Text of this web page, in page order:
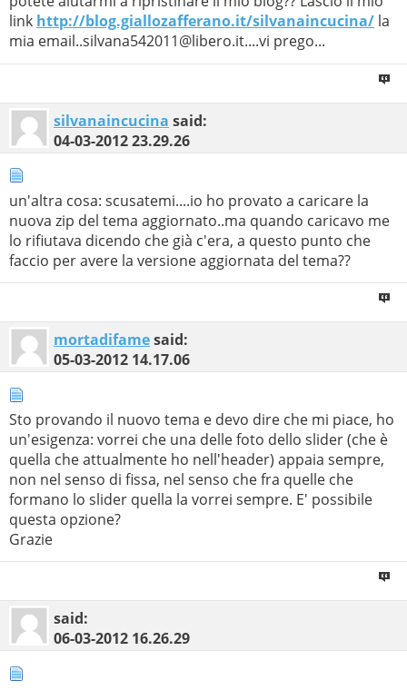
link http://blog.giallozafferano.it/silvanaincucina/ la
mia email..silvana542011@libero.it....vi prego...
silvanaincucina said:
04-03-201223.29.26
un'altra cosa: scusatemi....io ho provato a caricare la
nuova zip del tema aggiornato..ma quando caricavo me
lo rifiutava dicendo che già c'era, a questo punto che
faccio per avere la versione aggiornata del tema??
mortadifamesaid:
05-03-2012 14.17.06
Sto provando il nuovo tema e devo dire che mi piace, ho
un'esigenza: vorrei che una delle foto dello slider (che è
quella che attualmente ho nell'header) appaia sempre,
non nel senso di fissa, nel senso che fra quelle che
formano lo slider quella la vorrei sempre. E' possibile
questa opzione?
Grazie
said:
06-03-2012 16.26.29